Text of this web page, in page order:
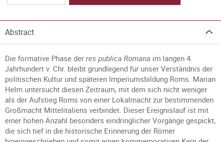
Abstract
Die formative Phase der res publica Romana im langen 4.
Jahrhundert v. Chr. bleibt grundlegend für unser Verständnis der
politischen Kultur und späteren Imperiumsbildung Roms. Marian
Helm untersucht diesen Zeitraum, mit dem sich nicht weniger
als der Aufstieg Roms von einer Lokalmacht zur bestimmenden
Großmacht Mittelitaliens verbindet. Dieser Ereignislauf ist mit
einer hohen Anzahl besonders eindringlicher Vorgänge gespickt,
die sich tief in die historische Erinnerung der Römer